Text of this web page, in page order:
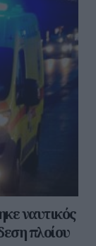
ναυτικός
πλοίου